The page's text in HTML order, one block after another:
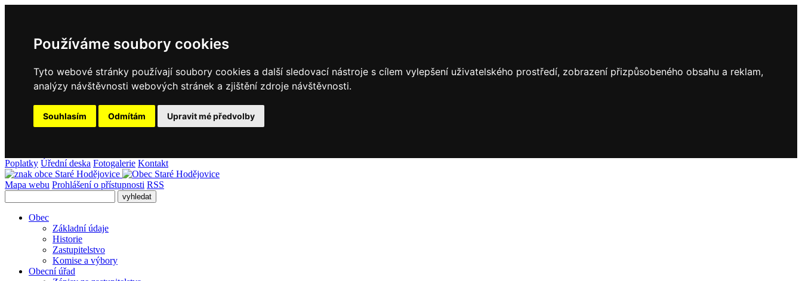
Používáme soubory cookies
Tyto webové stránky používají soubory cookies a další sledovací nástroje s cílem vylepšení uživatelského prostředí, zobrazení přizpůsobeného obsahu a reklam,
analýzy návštěvnosti webových stránek a zjištění zdroje návštěvnosti.
Souhlasím Odmítám Upravit mé předvolby
Poplatky Úřední deska Fotogalerie Kontakt
Mapa webu Prohlášení o přístupnosti RSS
Obec
Základní údaje
Historie
Zastupitelstvo
Komise a výbory
Obecní úřad